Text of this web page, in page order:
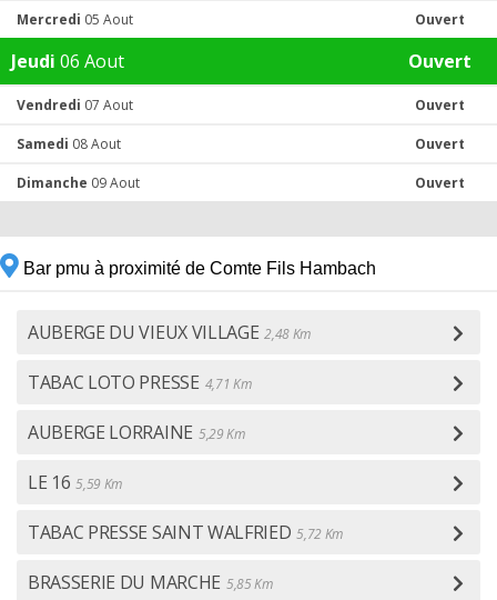
Mercredi 05 Aout Ouvert
Jeudi 06 Aout Ouvert
Vendredi 07 Aout Ouvert
Samedi 08 Aout Ouvert
Dimanche 09 Aout Ouvert
Bar pmu à proximité de Comte Fils Hambach
AUBERGE DU VIEUX VILLAGE 2,48 Km
TABAC LOTO PRESSE 4,71 Km
AUBERGE LORRAINE 5,29 Km
LE 16 5,59 Km
TABAC PRESSE SAINT WALFRIED 5,72 Km
BRASSERIE DU MARCHE 5,85 Km